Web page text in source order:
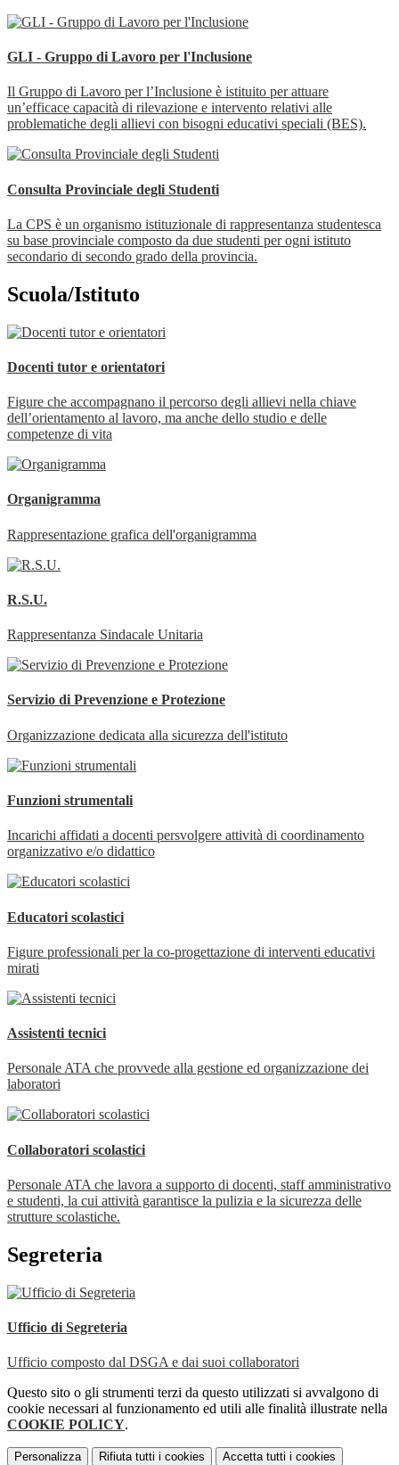
GLI - Gruppo di Lavoro per l'Inclusione
Il Gruppo di Lavoro per l’Inclusione è istituito per attuare
un’efficace capacità di rilevazione e intervento relativi alle
problematiche degli allievi con bisogni educativi speciali (BES).
Consulta Provinciale degli Studenti
La CPS è un organismo istituzionale di rappresentanza studentesca
su base provinciale composto da due studenti per ogni istituto
secondario di secondo grado della provincia.
Scuola/Istituto
Docenti tutor e orientatori
Figure che accompagnano il percorso degli allievi nella chiave
dell’orientamento al lavoro, ma anche dello studio e delle
competenze di vita
Organigramma
Rappresentazione grafica dell'organigramma
R.S.U.
Rappresentanza Sindacale Unitaria
Servizio di Prevenzione e Protezione
Organizzazione dedicata alla sicurezza dell'istituto
Funzioni strumentali
Incarichi affidati a docenti persvolgere attività di coordinamento
organizzativo e/o didattico
Educatori scolastici
Figure professionali per la co-progettazione di interventi educativi
mirati
Assistenti tecnici
Personale ATA che provvede alla gestione ed organizzazione dei
laboratori
Collaboratori scolastici
Personale ATA che lavora a supporto di docenti, staff amministrativo
e studenti, la cui attività garantisce la pulizia e la sicurezza delle
strutture scolastiche.
Segreteria
Ufficio di Segreteria
Ufficio composto dal DSGA e dai suoi collaboratori
Questo sito o gli strumenti terzi da questo utilizzati si avvalgono di
cookie necessari al funzionamento ed utili alle finalità illustrate nella
COOKIE POLICY.
Personalizza Rifiuta tutti i cookies Accetta tutti i cookies